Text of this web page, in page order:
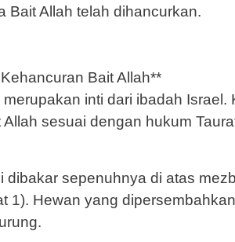
Bait Allah telah dihancurkan.
Bait Allah**
inti dari ibadah Israel.
sesuai dengan hukum
dibakar sepenuhnya di atas
1). Hewan yang